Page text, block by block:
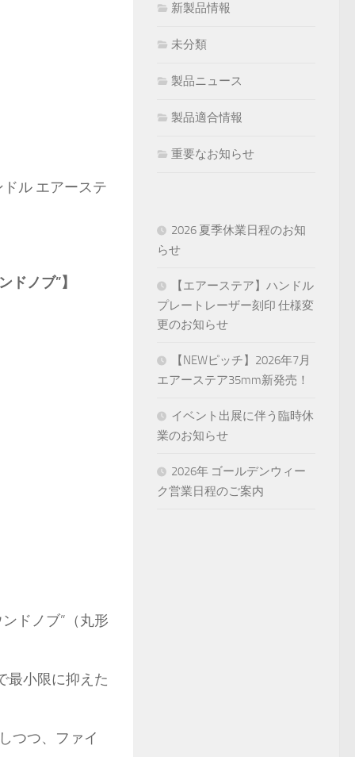
ル エアーステ
ノブ”】
ドノブ”（丸形
最小限に抑えた
つつ、ファイ
新製品情報
未分類
製品ニュース
製品適合情報
重要なお知らせ
2026 夏季休業日程のお知
らせ
【エアーステア】ハンドル
プレートレーザー刻印 仕様変
更のお知らせ
【NEWピッチ】2026年7月
エアーステア35mm新発売！
イベント出展に伴う臨時休
業のお知らせ
2026年 ゴールデンウィー
ク営業日程のご案内